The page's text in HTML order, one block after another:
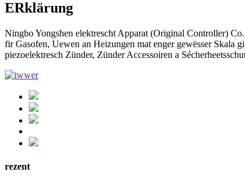
ERklärung
Ningbo Yongshen elektrescht Apparat (Original Controller)
fir Gasofen, Uewen an Heizungen mat enger gewësser Skala
piezoelektresch Zünder, Zünder Accessoiren a
rezent